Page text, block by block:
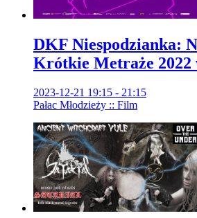
DKF Niespodzianka:
Krótkie Metraże 2022
2023-12-21 19:15 - 21:15
Pałac Młodzieży :: Film